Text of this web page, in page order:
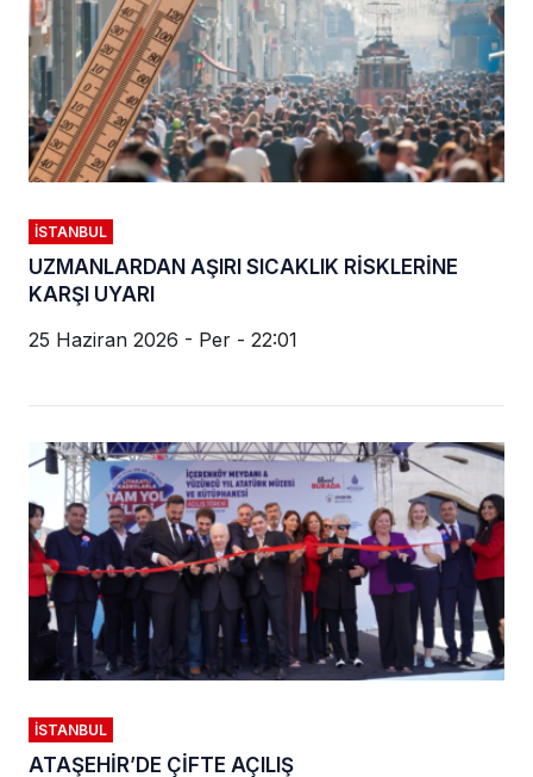
İSTANBUL
UZMANLARDAN AŞIRI SICAKLIK RİSKLERİNE
KARŞI UYARI
25 Haziran 2026 - Per - 22:01
İSTANBUL
ATAŞEHİR’DE ÇİFTE AÇILIŞ